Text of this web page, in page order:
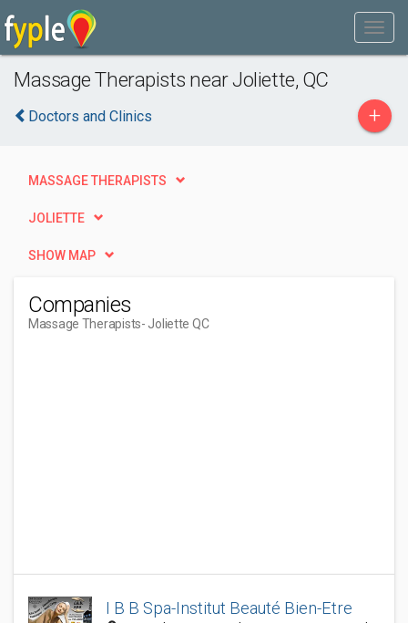
Massage Therapists near Joliette, QC
Doctors and Clinics +
MASSAGE THERAPISTS
JOLIETTE
SHOW MAP
Companies
Massage Therapists- Joliette QC
I B B Spa-Institut Beauté Bien-Etre